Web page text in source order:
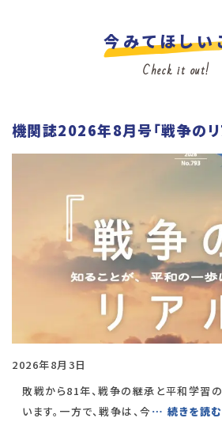
今みてほしい
Check it out!
機関誌2026年8月号「戦争のリ
2026年8月3日
敗戦から81年、戦争の継承と平和学習
います。一方で、戦争は、今 … 続きを読む